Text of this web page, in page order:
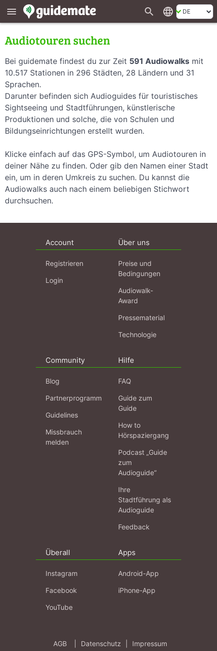
menu search language
Audiotouren suchen
Bei guidemate findest du zur Zeit 591 Audiowalks mit
10.517 Stationen in 296 Städten, 28 Ländern und 31
Sprachen.
Darunter befinden sich Audioguides für touristisches
Sightseeing und Stadtführungen, künstlerische
Produktionen und solche, die von Schulen und
Bildungseinrichtungen erstellt wurden.
Klicke einfach auf das GPS-Symbol, um Audiotouren in
deiner Nähe zu finden. Oder gib den Namen einer Stadt
ein, um in deren Umkreis zu suchen. Du kannst die
Audiowalks auch nach einem beliebigen Stichwort
durchsuchen.
Account
Registrieren
Login
Über uns
Preise und
Bedingungen
Audiowalk-
Award
Pressematerial
Technologie
Community
Blog
Partnerprogramm
Guidelines
Missbrauch
melden
Hilfe
FAQ
Guide zum
Guide
How to
Hörspaziergang
Podcast „Guide
zum
Audioguide“
Ihre
Stadtführung als
Audioguide
Feedback
Überall
Instagram
Facebook
YouTube
Apps
Android-App
iPhone-App
AGB Datenschutz Impressum